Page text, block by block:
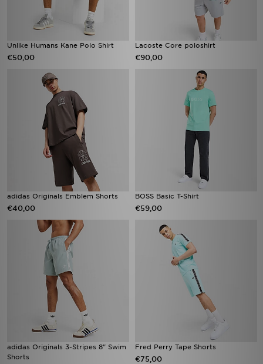
Unlike Humans Kane Polo Shirt
€50,00
Lacoste Core poloshirt
€90,00
adidas Originals Emblem Shorts
€40,00
BOSS Basic T-Shirt
€59,00
adidas Originals 3-Stripes 8" Swim
Shorts
Fred Perry Tape Shorts
€75,00